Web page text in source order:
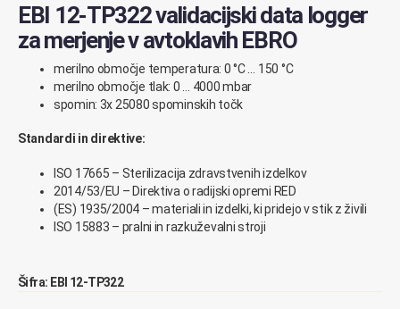
EBI 12-TP322 validacijski data logger
za merjenje v avtoklavih EBRO
merilno območje temperatura: 0 °C … 150 °C
merilno območje tlak: 0 … 4000 mbar
spomin: 3x 25080 spominskih točk
Standardi in direktive:
ISO 17665 – Sterilizacija zdravstvenih izdelkov
2014/53/EU – Direktiva o radijski opremi RED
(ES) 1935/2004 – materiali in izdelki, ki pridejo v stik z živili
ISO 15883 – pralni in razkuževalni stroji
Šifra: EBI 12-TP322